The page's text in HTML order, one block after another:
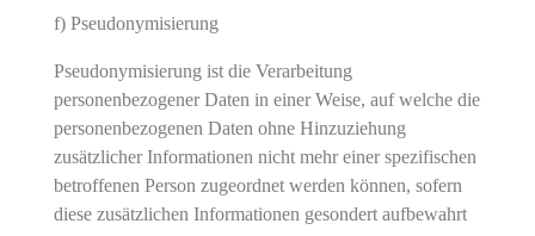
f) Pseudonymisierung
Pseudonymisierung ist die Verarbeitung
personenbezogener Daten in einer Weise, auf welche die
personenbezogenen Daten ohne Hinzuziehung
zusätzlicher Informationen nicht mehr einer spezifischen
betroffenen Person zugeordnet werden können, sofern
diese zusätzlichen Informationen gesondert aufbewahrt